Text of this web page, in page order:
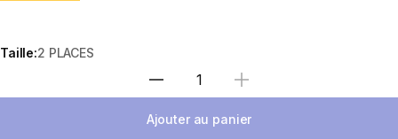
Taille:2 PLACES
Sélectionnez la quantité
Ajouter au panier